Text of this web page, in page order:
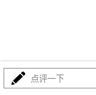
点评一下